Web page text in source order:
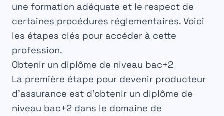
une formation adéquate et le respect de
certaines procédures réglementaires. Voici
les étapes clés pour accéder à cette
profession.
Obtenir un diplôme de niveau bac+2
La première étape pour devenir producteur
d’assurance est d’obtenir un diplôme de
niveau bac+2 dans le domaine de